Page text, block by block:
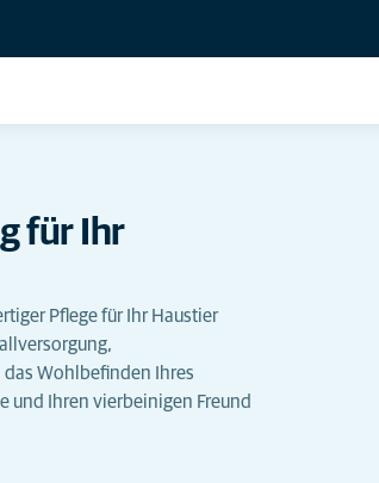
für Ihr
Pflege für Ihr Haustier
Wohlbefinden Ihres
und Ihren vierbeinigen Freund